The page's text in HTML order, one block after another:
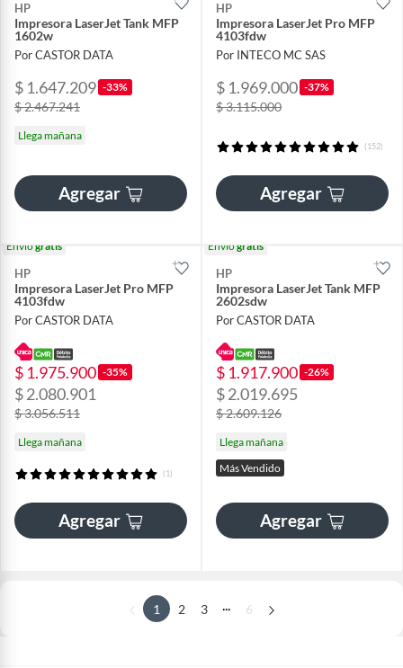
HP
Impresora LaserJet Tank MFP
1602w
Por CASTOR DATA
$ 1.647.209 -33%
$ 2.467.241
Llega mañana
Agregar
HP
Impresora LaserJet Pro MFP
4103fdw
Por INTECO MC SAS
$ 1.969.000 -37%
$ 3.115.000
(152)
Agregar
Envíogratis
HP
Impresora LaserJet Pro MFP
4103fdw
Por CASTOR DATA
$ 1.975.900 -35%
$ 2.080.901
$ 3.056.511
Llega mañana
(1)
Agregar
Envíogratis
HP
Impresora LaserJet Tank MFP
2602sdw
Por CASTOR DATA
$ 1.917.900 -26%
$ 2.019.695
$ 2.609.126
Llega mañana
Más Vendido
Agregar
1 2 3 ... 6